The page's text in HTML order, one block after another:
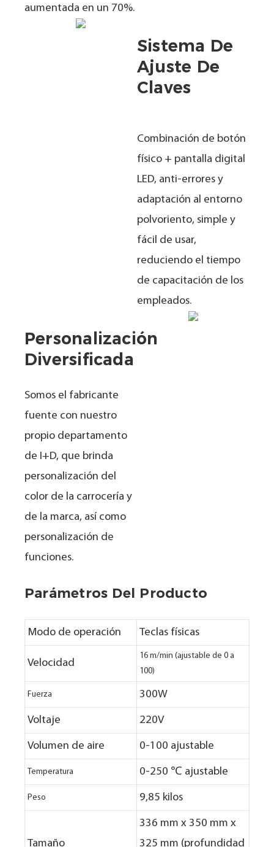
aumentada en un 70%.
Sistema De
Ajuste De
Claves
Combinación de botón
físico + pantalla digital
LED, anti-errores y
adaptación al entorno
polvoriento, simple y
fácil de usar,
reduciendo el tiempo
de capacitación de los
empleados.
Personalización
Diversificada
Somos el fabricante
fuente con nuestro
propio departamento
de I+D, que brinda
personalización del
color de la carrocería y
de la marca, así como
personalización de
funciones.
Parámetros Del Producto
Modo de operación Teclas físicas
Velocidad
16 m/min (ajustable de 0 a
100)
Fuerza 300W
Voltaje 220V
Volumen de aire 0-100 ajustable
Temperatura 0-250 ℃ ajustable
Peso 9,85 kilos
Tamaño
336 mm x 350 mm x
325 mm (profundidad